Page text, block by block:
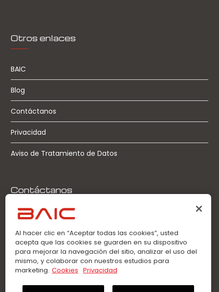
Otros enlaces
BAIC
Blog
Contáctanos
Privacidad
Aviso de Tratamiento de Datos
Contáctanos
Llamadas:
0963360021
WhatsApp:
0963360021
Al hacer clic en “Aceptar todas las cookies”, usted
acepta que las cookies se guarden en su dispositivo
para mejorar la navegación del sitio, analizar el uso del
mismo, y colaborar con nuestros estudios para
marketing. Cookies Privacidad